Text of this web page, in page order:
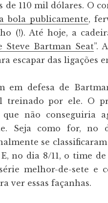
110 mil dólares. O
bola publicamente,
(!). Até hoje, a
Steve Bartman Seat”.
escapar das ligações
em defesa de
treinado por ele. O
não conseguiria
Seja como for, no
se
no dia 8/11, o time
melhor-de-sete e
ver essas façanhas.